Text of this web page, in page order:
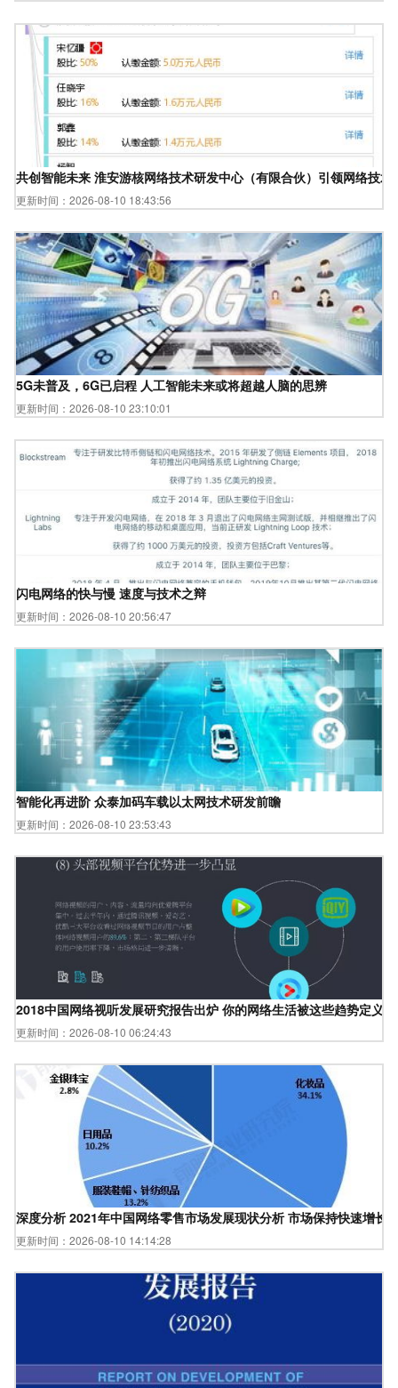
共创智能未来 淮安游核网络技术研发中心（有限合伙）引领网络技术
更新时间：2026-08-10 18:43:56
5G未普及，6G已启程 人工智能未来或将超越人脑的思辨
更新时间：2026-08-10 23:10:01
闪电网络的快与慢 速度与技术之辩
更新时间：2026-08-10 20:56:47
智能化再进阶 众泰加码车载以太网技术研发前瞻
更新时间：2026-08-10 23:53:43
2018中国网络视听发展研究报告出炉 你的网络生活被这些趋势定义
更新时间：2026-08-10 06:24:43
深度分析 2021年中国网络零售市场发展现状分析 市场保持快速增长
更新时间：2026-08-10 14:14:28